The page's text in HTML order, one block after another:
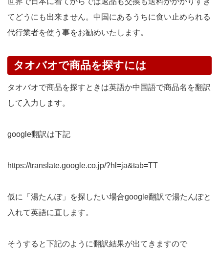
てどうにも出来ません。中国にあるうちに食い止められる
代行業者を使う事をお勧めいたします。
タオバオで商品を探すには
タオバオで商品を探すときは英語か中国語で商品名を翻訳
して入力します。
google翻訳は下記
https://translate.google.co.jp/?hl=ja&tab=TT
仮に「湯たんぽ」を探したい場合google翻訳で湯たんぽと
入れて英語に直します。
そうすると下記のように翻訳結果が出てきますので